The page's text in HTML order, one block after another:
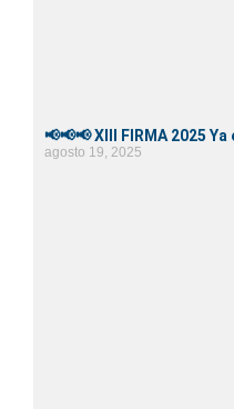
📢📢📢 XIII FIRMA 2025
agosto 19, 2025